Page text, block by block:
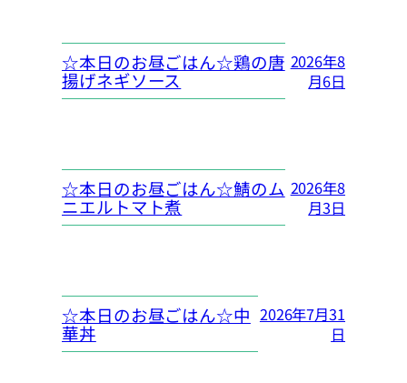
☆本日のお昼ごはん☆鶏の唐
揚げネギソース
2026年8
月6日
☆本日のお昼ごはん☆鯖のム
ニエルトマト煮
2026年8
月3日
☆本日のお昼ごはん☆中
華丼
2026年7月31
日